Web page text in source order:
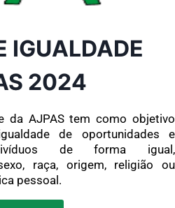
IGUALDADE
2024
da AJPAS tem como objetivo
de oportunidades e
de forma igual,
raça, origem, religião ou
pessoal.